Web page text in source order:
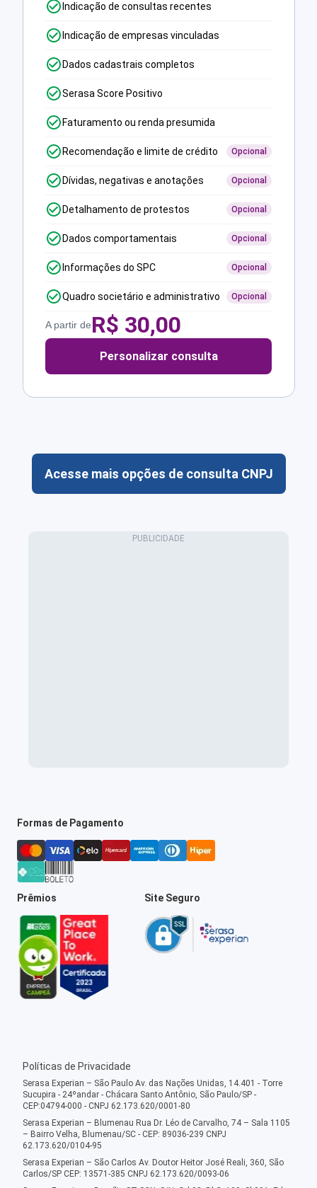
Indicação de consultas recentes
Indicação de empresas vinculadas
Dados cadastrais completos
Serasa Score Positivo
Faturamento ou renda presumida
Recomendação e limite de crédito Opcional
Dívidas, negativas e anotações Opcional
Detalhamento de protestos Opcional
Dados comportamentais Opcional
Informações do SPC Opcional
Quadro societário e administrativo Opcional
A partir deR$ 30,00
Personalizar consulta
Acesse mais opções de consulta CNPJ
Formas de Pagamento
Prêmios Site Seguro
Políticas de Privacidade
Serasa Experian – São Paulo Av. das Nações Unidas, 14.401 - Torre
Sucupira - 24ºandar - Chácara Santo Antônio, São Paulo/SP -
CEP:04794-000 - CNPJ 62.173.620/0001-80
Serasa Experian – Blumenau Rua Dr. Léo de Carvalho, 74 – Sala 1105
– Bairro Velha, Blumenau/SC - CEP: 89036-239 CNPJ
62.173.620/0104-95
Serasa Experian – São Carlos Av. Doutor Heitor José Reali, 360, São
Carlos/SP CEP: 13571-385 CNPJ 62.173.620/0093-06